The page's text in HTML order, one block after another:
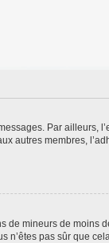
Par ailleurs,
autres membres,
de mineurs de moins
n’êtes pas sûr que